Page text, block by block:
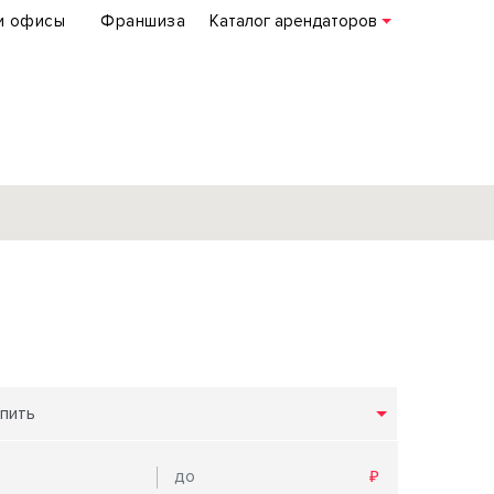
офисы Франшиза Каталог арендаторов